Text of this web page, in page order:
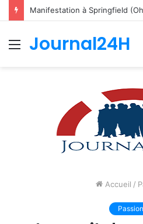
Menu
Journal24H
Accueil /
Passion